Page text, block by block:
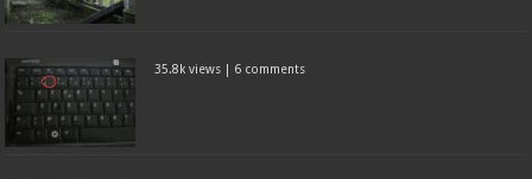
35.8k views | 6 comments